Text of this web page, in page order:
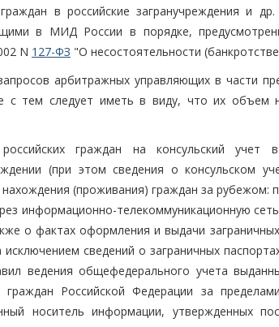
в российские загранучреждения и
в МИД России в порядке,
N 127-ФЗ "О несостоятельности
арбитражных управляющих в части
с тем следует иметь в виду, что их объем
граждан на консульский учет в
(при этом сведения о консульском
(проживания) граждан за рубежом:
информационно-телекоммуникационную
о фактах оформления и выдачи
сведений о заграничных
ведения общефедерального учета
Российской Федерации за
носитель информации, утвержденных